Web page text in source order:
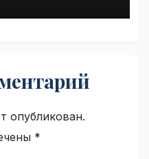
опубликован.
*